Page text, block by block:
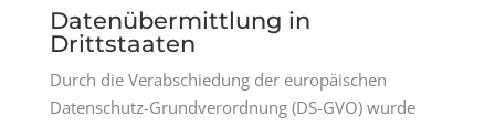
Datenübermittlung in
Drittstaaten
Durch die Verabschiedung der europäischen
Datenschutz-Grundverordnung (DS-GVO) wurde